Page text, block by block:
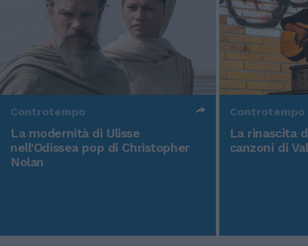
Controtempo
La modernità di Ulisse
nell'Odissea pop di Christopher
Nolan
Controtempo
La rinascita
canzoni di